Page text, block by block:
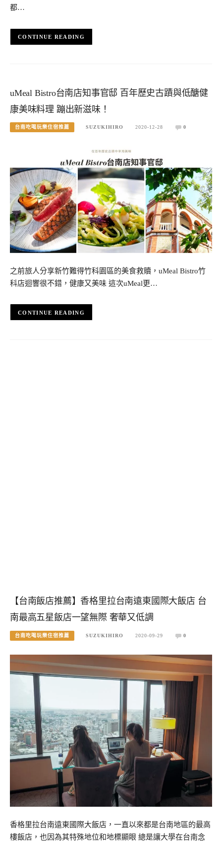
都…
CONTINUE READING
uMeal Bistro台南店知事官邸 百年歷史古蹟與低醣健
康美味料理 蹦出新滋味！
台南吃喝玩樂住宿推薦 SUZUKIHIRO 2020-12-28 0
之前旅人分享新竹難得竹科園區的美食救贖，uMeal Bistro竹
科店迴響很不錯，健康又美味 這次uMeal更…
CONTINUE READING
【台南飯店推薦】香格里拉台南遠東國際大飯店 台
南最高五星飯店一望無際 奢華又低調
台南吃喝玩樂住宿推薦 SUZUKIHIRO 2020-09-29 0
香格里拉台南遠東國際大飯店，一直以來都是台南地區的最高
樓飯店，也因為其特殊地位和地標顯眼 總是讓大學在台南念